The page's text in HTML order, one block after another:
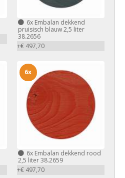
6xEmbalan dekkend
pruisisch blauw 2,5 liter
38.2656
+€ 497,70
6xEmbalan dekkend rood
2,5 liter 38.2659
+€ 497,70
6x